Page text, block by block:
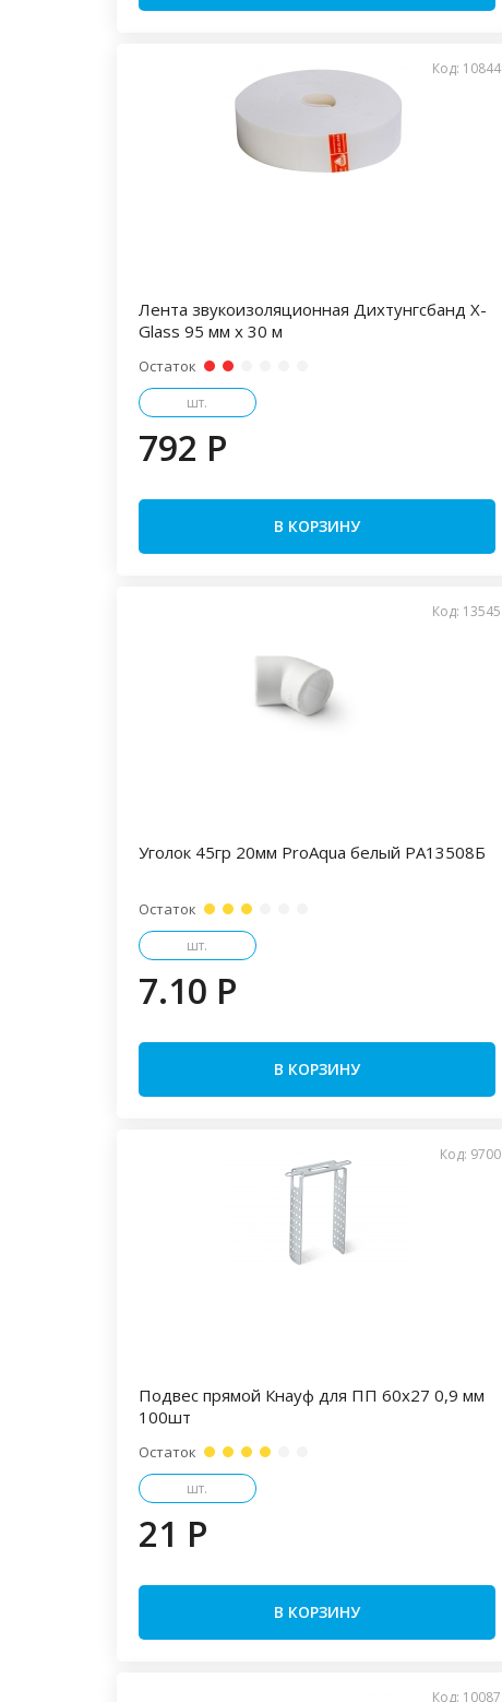
Код: 10844
Лента звукоизоляционная Дихтунгсбанд X-
Glass 95 мм х 30 м
Остаток
шт.
792 P
В КОРЗИНУ
Код: 13545
Уголок 45гр 20мм ProAqua белый PA13508Б
Остаток
шт.
7.10 P
В КОРЗИНУ
Код: 9700
Подвес прямой Кнауф для ПП 60х27 0,9 мм
100шт
Остаток
шт.
21 P
В КОРЗИНУ
Код: 10087